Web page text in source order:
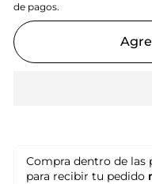
de pagos.
Compra dentro de las
para recibir tu pedido